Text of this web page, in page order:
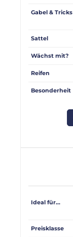
Gabel & Tricks
Sattel
Wächst mit?
Reifen
Besonderheit
Ideal für...
Preisklasse